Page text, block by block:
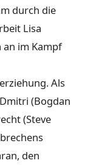
durch die
Lisa
an im Kampf
Als
(Bogdan
(Steve
den